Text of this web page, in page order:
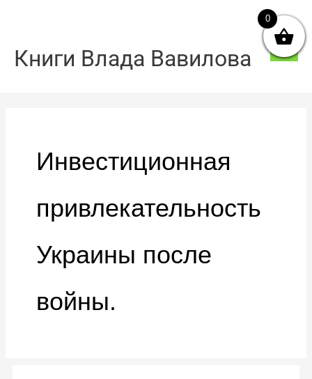
Книги Влада Вавилова
Инвестиционная
привлекательность
Украины после
войны.
0